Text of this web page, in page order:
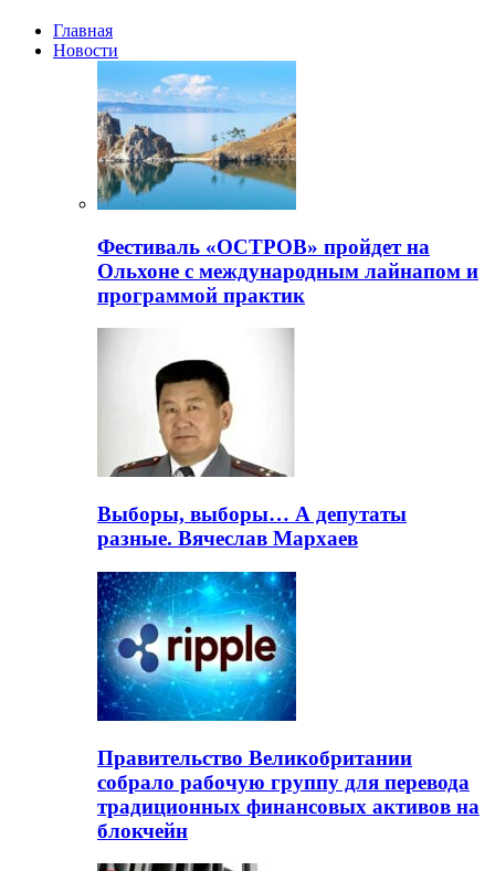
Главная
Новости
Фестиваль «ОСТРОВ» пройдет на
Ольхоне с международным лайнапом и
программой практик
Выборы, выборы… А депутаты
разные. Вячеслав Мархаев
Правительство Великобритании
собрало рабочую группу для перевода
традиционных финансовых активов на
блокчейн